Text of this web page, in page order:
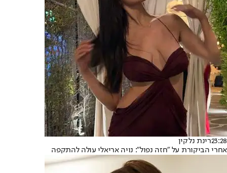
23:28רינת נלקין
אחרי הביקורת על "חזה נפול": נויה אריאלי עולה להתקפה